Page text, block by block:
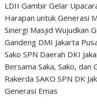
LDII Gambir Gelar
Harapan untuk Generasi
Sinergi Masjid Wujudkan
Gandeng DMI Jakarta
Sako SPN Daerah DKI
Bersama Saka, Sako, dan
Rakerda SAKO SPN DK
Generasi Emas